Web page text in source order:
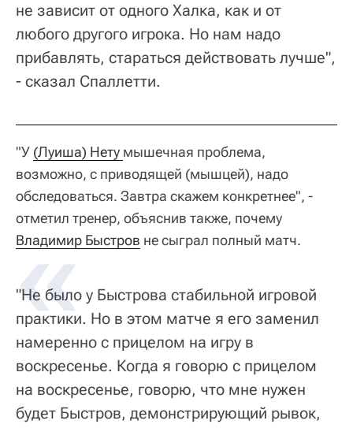
не зависит от одного Халка, как и от
любого другого игрока. Но нам надо
прибавлять, стараться действовать лучше",
- сказал Спаллетти.
"У (Луиша) Нету мышечная проблема,
возможно, с приводящей (мышцей), надо
обследоваться. Завтра скажем конкретнее", -
отметил тренер, объяснив также, почему
Владимир Быстров не сыграл полный матч.
"Не было у Быстрова стабильной игровой
практики. Но в этом матче я его заменил
намеренно с прицелом на игру в
воскресенье. Когда я говорю с прицелом
на воскресенье, говорю, что мне нужен
будет Быстров, демонстрирующий рывок,